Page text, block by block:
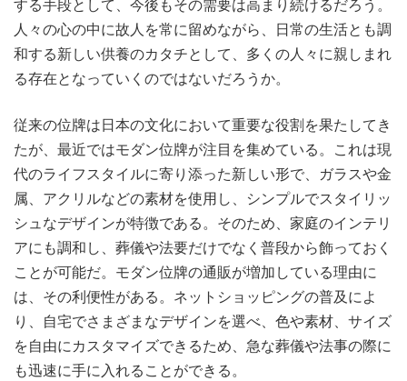
する手段として、今後もその需要は高まり続けるだろう。
人々の心の中に故人を常に留めながら、日常の生活とも調
和する新しい供養のカタチとして、多くの人々に親しまれ
る存在となっていくのではないだろうか。
従来の位牌は日本の文化において重要な役割を果たしてき
たが、最近ではモダン位牌が注目を集めている。これは現
代のライフスタイルに寄り添った新しい形で、ガラスや金
属、アクリルなどの素材を使用し、シンプルでスタイリッ
シュなデザインが特徴である。そのため、家庭のインテリ
アにも調和し、葬儀や法要だけでなく普段から飾っておく
ことが可能だ。モダン位牌の通販が増加している理由に
は、その利便性がある。ネットショッピングの普及によ
り、自宅でさまざまなデザインを選べ、色や素材、サイズ
を自由にカスタマイズできるため、急な葬儀や法事の際に
も迅速に手に入れることができる。